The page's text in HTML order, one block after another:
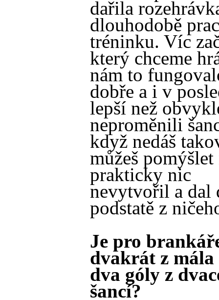
dařila
dlouhodobě
tréninku. Víc
který chceme
nám to
dobře a i v
lepší než
neproměnili
když nedáš
můžeš
prakticky nic
nevytvořil a dal
podstatě z
Je pro
dvakrát z mála
dva góly z
šancí?